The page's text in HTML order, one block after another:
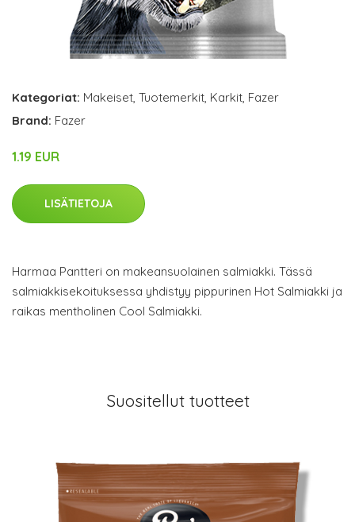
Kategoriat: Makeiset, Tuotemerkit, Karkit, Fazer
Brand: Fazer
1.19 EUR
LISÄTIETOJA
Harmaa Pantteri on makeansuolainen salmiakki. Tässä
salmiakkisekoituksessa yhdistyy pippurinen Hot Salmiakki ja
raikas mentholinen Cool Salmiakki.
Suositellut tuotteet